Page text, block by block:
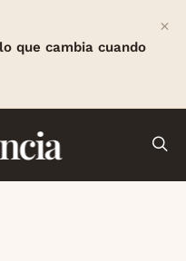
que cambia cuando
×